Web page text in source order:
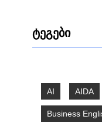
ტეგები
AI AIDA
Business